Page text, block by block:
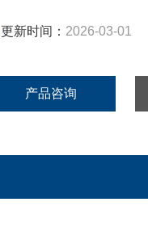
更新时间： 2026-03-01
产品咨询